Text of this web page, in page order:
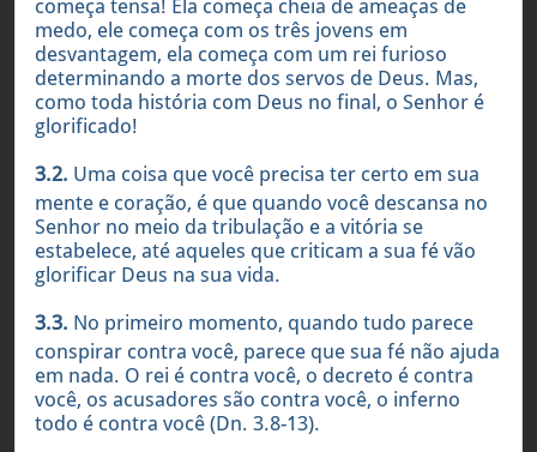
começa tensa! Ela começa cheia de ameaças de
medo, ele começa com os três jovens em
desvantagem, ela começa com um rei furioso
determinando a morte dos servos de Deus. Mas,
como toda história com Deus no final, o Senhor é
glorificado!
3.2. Uma coisa que você precisa ter certo em sua
mente e coração, é que quando você descansa no
Senhor no meio da tribulação e a vitória se
estabelece, até aqueles que criticam a sua fé vão
glorificar Deus na sua vida.
3.3. No primeiro momento, quando tudo parece
conspirar contra você, parece que sua fé não ajuda
em nada. O rei é contra você, o decreto é contra
você, os acusadores são contra você, o inferno
todo é contra você (Dn. 3.8-13).